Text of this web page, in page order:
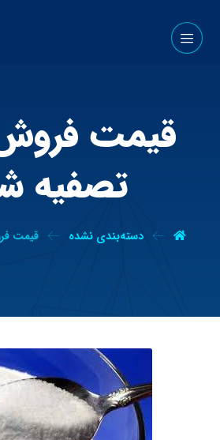
قیمت
تصفیه
دسته‌بندی نشده قیمت